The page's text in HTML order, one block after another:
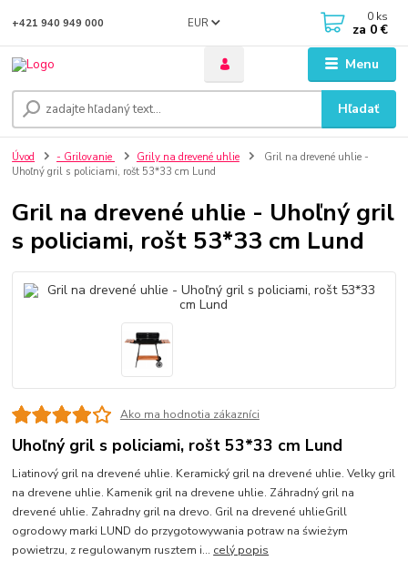
Menu
EUR
Hľadať
+421 940 949 000 0 ks
za 0 €
Úvod - Grilovanie Grily na drevené uhlie
Gril na drevené uhlie -
Uhoľný gril s policiami, rošt 53*33 cm Lund
Gril na drevené uhlie - Uhoľný gril
s policiami, rošt 53*33 cm Lund
Ako ma hodnotia zákazníci
Uhoľný gril s policiami, rošt 53*33 cm Lund
Liatinový gril na drevené uhlie. Keramický gril na drevené uhlie. Velky gril
na drevene uhlie. Kamenik gril na drevene uhlie. Záhradný gril na
drevené uhlie. Zahradny gril na drevo. Gril na drevené uhlieGrill
ogrodowy marki LUND do przygotowywania potraw na świeżym
powietrzu, z regulowanym rusztem i... celý popis